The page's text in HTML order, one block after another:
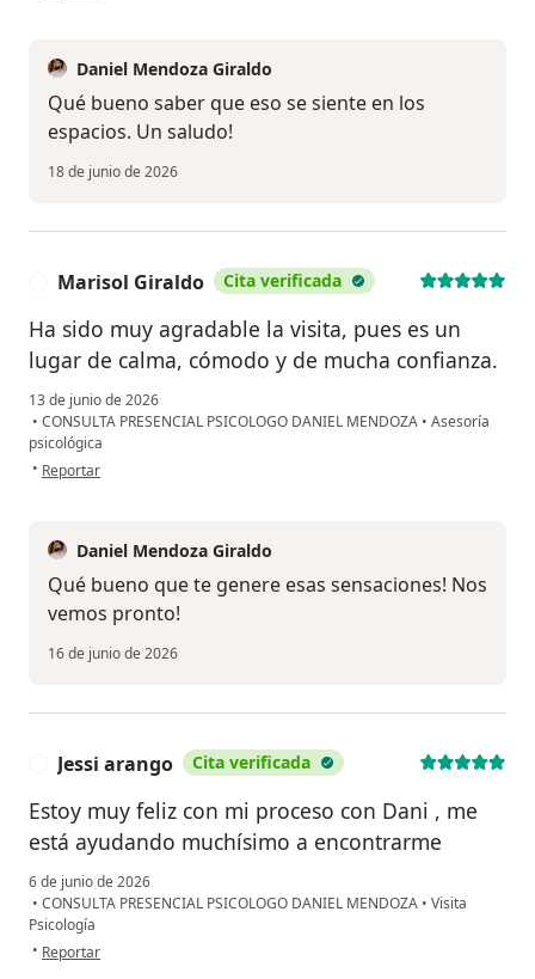
Daniel Mendoza Giraldo
Qué bueno saber que eso se siente en los
espacios. Un saludo!
18 de junio de 2026
Marisol Giraldo Cita verificada
Ha sido muy agradable la visita, pues es un
lugar de calma, cómodo y de mucha confianza.
13 de junio de 2026
• CONSULTA PRESENCIAL PSICOLOGO DANIEL MENDOZA • Asesoría
psicológica
• en opinión del usuario Marisol Giraldo
Reportar
Daniel Mendoza Giraldo
Qué bueno que te genere esas sensaciones! Nos
vemos pronto!
16 de junio de 2026
Jessi arango Cita verificada
Estoy muy feliz con mi proceso con Dani , me
está ayudando muchísimo a encontrarme
6 de junio de 2026
• CONSULTA PRESENCIAL PSICOLOGO DANIEL MENDOZA • Visita
Psicología
• en opinión del usuario Jessi arango
Reportar